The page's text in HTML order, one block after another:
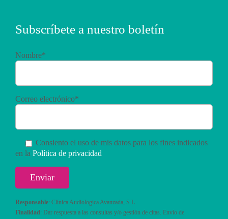
Subscríbete a nuestro boletín
Nombre*
Correo electrónico*
Consiento el uso de mis datos para los fines indicados
en la Política de privacidad
Responsable: Clínica Audiologica Avanzada, S.L.
Finalidad: Dar respuesta a las consultas y/o gestión de citas. Envío de